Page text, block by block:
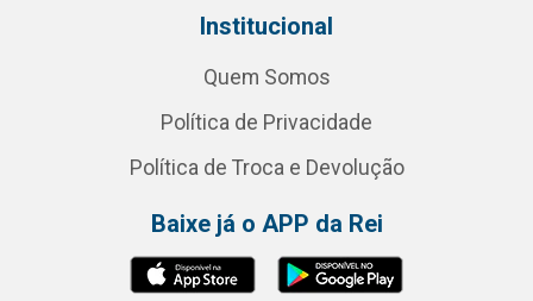
Institucional
Quem Somos
Política de Privacidade
Política de Troca e Devolução
Baixe já o APP da Rei